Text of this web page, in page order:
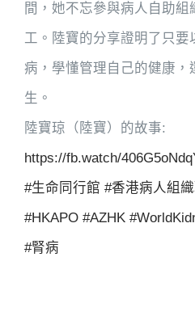
間，她不忘參與病人自助
工。陸寶的分享證明了只要
病，學懂管理自己的健康，
生。
陸寶琼（陸寶）的故事:
https://fb.watch/
#生命同行館 #香港病人組
#HKAPO #AZHK
#腎病